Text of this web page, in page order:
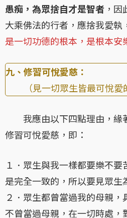
愚痴，為眾捨自才是智者 ，
大乘佛法的行者，應捨我愛執
是一切功德的根本，是根本安
九、修習可悅愛慈：
（見一切眾生皆最可悅愛
我應由以下四點理由，緣
修習可悅愛慈，即：
１．眾生與我一樣都要樂不
是完全一致的，所以要見眾生
２．眾生都曾當過我的母親
不曾當過母親，在一切時處，